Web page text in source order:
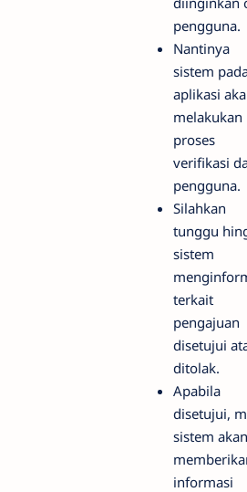
pengguna.
Nantinya
sistem
aplikasi
melakukan
proses
verifikasi
pengguna.
Silahkan
tunggu
sistem
terkait
pengajuan
disetujui
ditolak.
Apabila
disetujui,
sistem akan
informasi